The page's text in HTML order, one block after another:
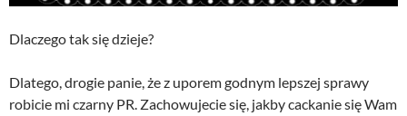
Dlaczego tak się dzieje?
Dlatego, drogie panie, że z uporem godnym lepszej sprawy
robicie mi czarny PR. Zachowujecie się, jakby cackanie się Wam